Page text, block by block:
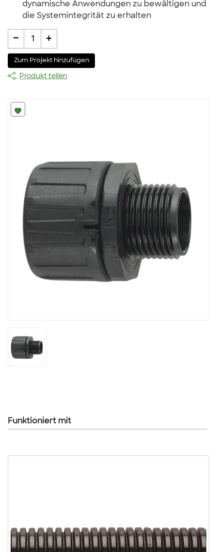
dynamische Anwendungen zu bewältigen und
die Systemintegrität zu erhalten
- 1 +
Zum Projekt hinzufügen
Produkt teilen
Funktioniert mit